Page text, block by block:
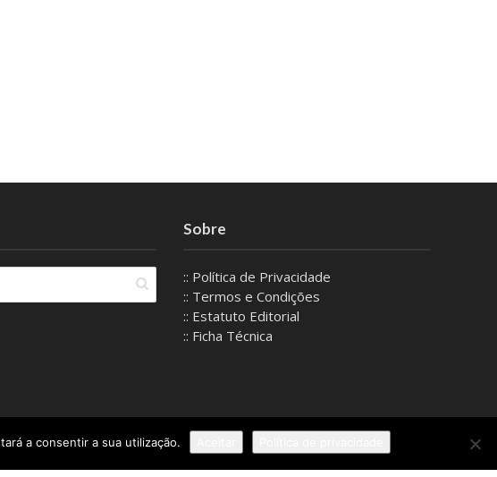
Sobre
:: Política de Privacidade
:: Termos e Condições
:: Estatuto Editorial
:: Ficha Técnica
a consentir a sua utilização.